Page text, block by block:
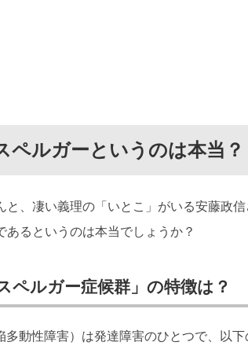
ペルガーというのは本当？
と、凄い義理の「いとこ」がいる安藤政
あるというのは本当でしょうか？
ペルガー症候群」の特徴は？
多動性障害）は発達障害のひとつで、以下